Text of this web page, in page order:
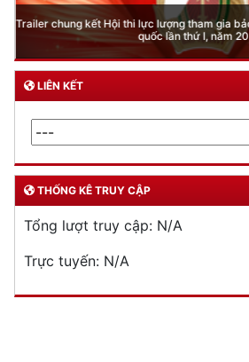
Trailer chung kết Hội thi lực lượng tham gia
quốc lần thứ I, năm
LIÊN KẾT
THỐNG KÊ TRUY CẬP
Tổng lượt truy cập: N/A
Trực tuyến: N/A